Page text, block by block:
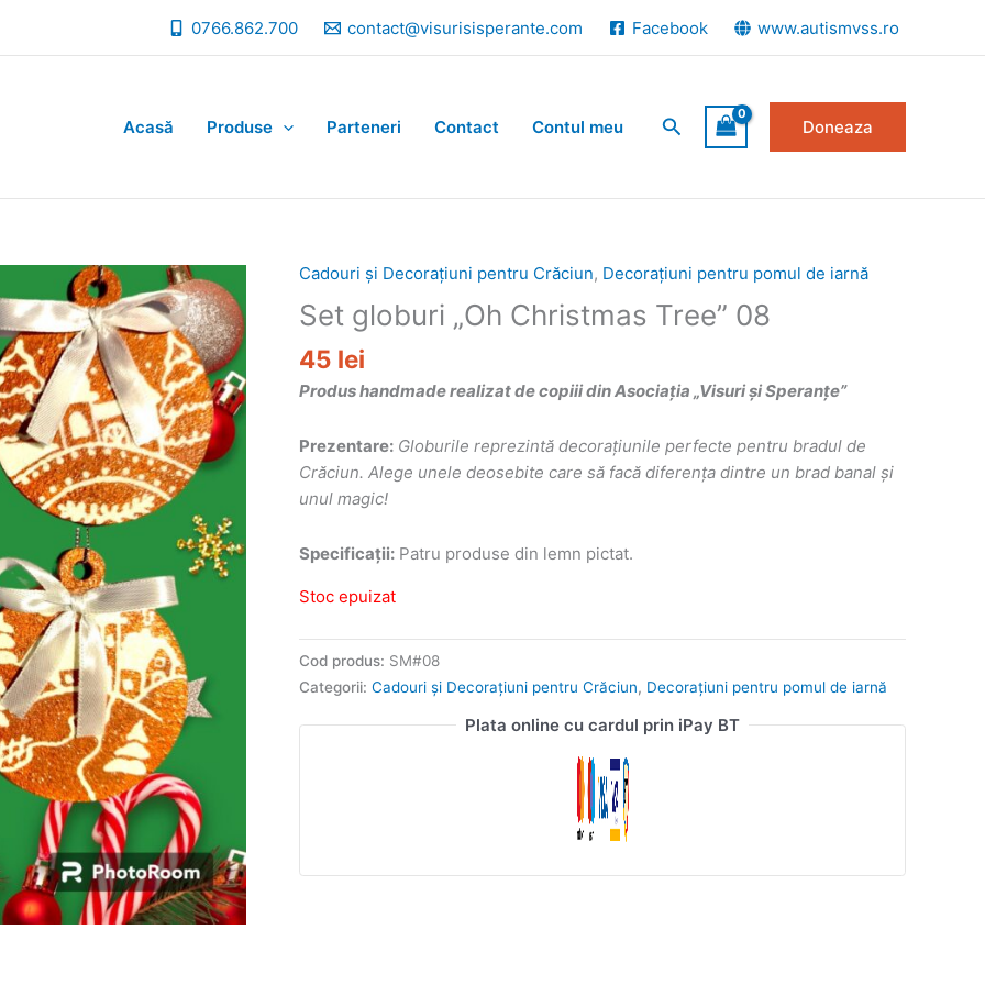
0766.862.700 contact@visurisisperante.com Facebook www.autismvss.ro
Acasă Produse Parteneri Contact Contul meu Search Doneaza
Cadouri și Decorațiuni pentru Crăciun, Decorațiuni pentru pomul de iarnă
Set globuri „Oh Christmas Tree” 08
45 lei
Produs handmade realizat de copiii din Asociația „Visuri și Speranțe”
Prezentare: Globurile reprezintă decorațiunile perfecte pentru bradul de
Crăciun. Alege unele deosebite care să facă diferența dintre un brad banal și
unul magic!
Specificații: Patru produse din lemn pictat.
Stoc epuizat
Cod produs: SM#08
Categorii: Cadouri și Decorațiuni pentru Crăciun, Decorațiuni pentru pomul de iarnă
Plata online cu cardul prin iPay BT